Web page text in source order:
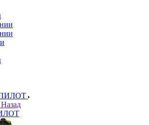
Назад